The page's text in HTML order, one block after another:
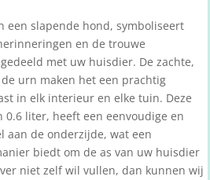
een slapende hond, symboliseert
en de trouwe
met uw huisdier. De zachte,
urn maken het een prachtig
in elk interieur en elke tuin. Deze
liter, heeft een eenvoudige en
aan de onderzijde, wat een
biedt om de as van uw huisdier
niet zelf wil vullen, dan kunnen wij